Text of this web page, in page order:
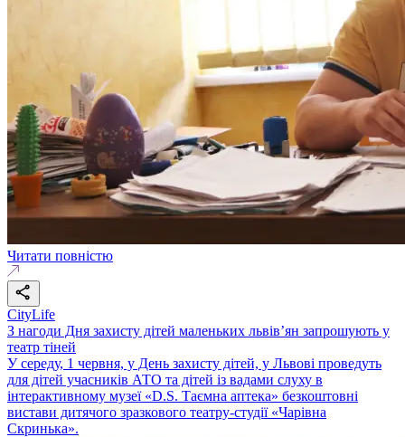
Читати повністю
CityLife
З нагоди Дня захисту дітей маленьких львів’ян запрошують у
театр тіней
У середу, 1 червня, у День захисту дітей, у Львові проведуть
для дітей учасників АТО та дітей із вадами слуху в
інтерактивному музеї «D.S. Таємна аптека» безкоштовні
вистави дитячого зразкового театру-студії «Чарівна
Скринька».